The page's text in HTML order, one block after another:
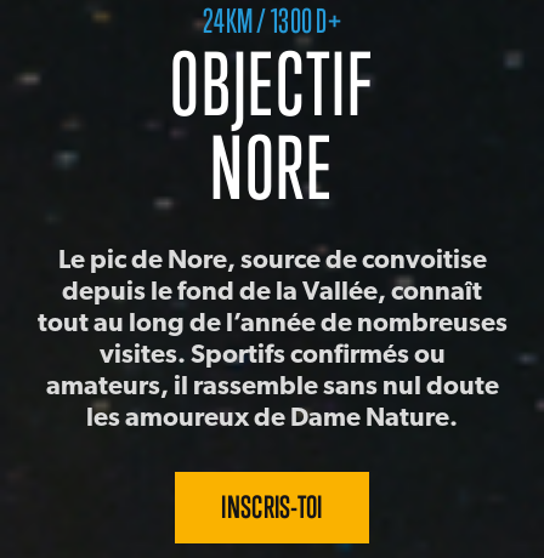
24KM / 1300 D+
OBJECTIF
NORE
Le pic de Nore, source de convoitise
depuis le fond de la Vallée, connaît
tout au long de l’année de nombreuses
visites. Sportifs confirmés ou
amateurs, il rassemble sans nul doute
les amoureux de Dame Nature.
INSCRIS-TOI